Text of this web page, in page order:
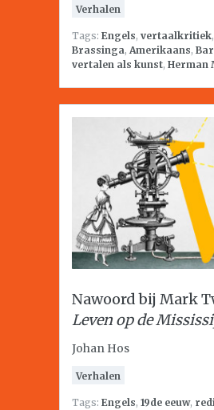
Verhalen
Tags: Engels, vertaalkritiek,
Brassinga, Amerikaans,
vertalen als kunst, Herman
Nawoord bij Mark
Leven op de
Johan Hos
Verhalen
Tags: Engels, 19de eeuw,